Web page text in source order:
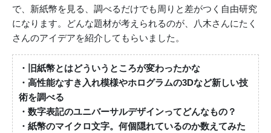
で、新紙幣を見る、調べるだけでも周りと差がつく自由研究
になります。どんな題材が考えられるのが、八木さんにたく
さんのアイデアを紹介してもらいました。
・旧紙幣とはどういうところが変わったかな
・高性能なすき入れ模様やホログラムの3Dなど新しい技
術を調べる
・数字表記のユニバーサルデザインってどんなもの？
・紙幣のマイクロ文字。何個隠れているのか数えてみた